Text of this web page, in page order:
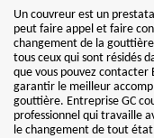
Un couvreur est un
peut faire appel et faire
changement de la
tous ceux qui sont résidés
que vous pouvez contacter
garantir le meilleur
gouttière. Entreprise GC
professionnel qui travaille
le changement de tout